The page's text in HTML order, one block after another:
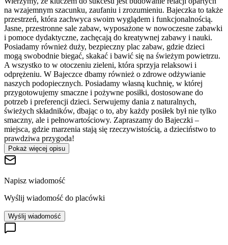
na wzajemnym szacunku, zaufaniu i zrozumieniu. Bajeczka to także
przestrzeń, która zachwyca swoim wyglądem i funkcjonalnością.
Jasne, przestronne sale zabaw, wyposażone w nowoczesne zabawki
i pomoce dydaktyczne, zachęcają do kreatywnej zabawy i nauki.
Posiadamy również duży, bezpieczny plac zabaw, gdzie dzieci
mogą swobodnie biegać, skakać i bawić się na świeżym powietrzu.
A wszystko to w otoczeniu zieleni, która sprzyja relaksowi i
odprężeniu. W Bajeczce dbamy również o zdrowe odżywianie
naszych podopiecznych. Posiadamy własną kuchnię, w której
przygotowujemy smaczne i pożywne posiłki, dostosowane do
potrzeb i preferencji dzieci. Serwujemy dania z naturalnych,
świeżych składników, dbając o to, aby każdy posiłek był nie tylko
smaczny, ale i pełnowartościowy. Zapraszamy do Bajeczki –
miejsca, gdzie marzenia stają się rzeczywistością, a dzieciństwo to
prawdziwa przygoda!
Pokaż więcej opisu
Napisz wiadomość
Wyślij wiadomość do placówki
Wyślij wiadomość